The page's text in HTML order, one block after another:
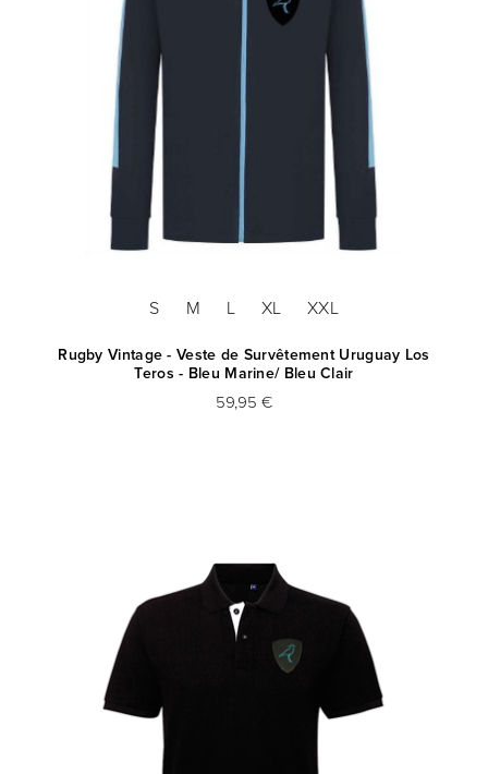
S M L XL XXL
Rugby Vintage - Veste de Survêtement Uruguay Los
Teros - Bleu Marine/ Bleu Clair
59,95 €